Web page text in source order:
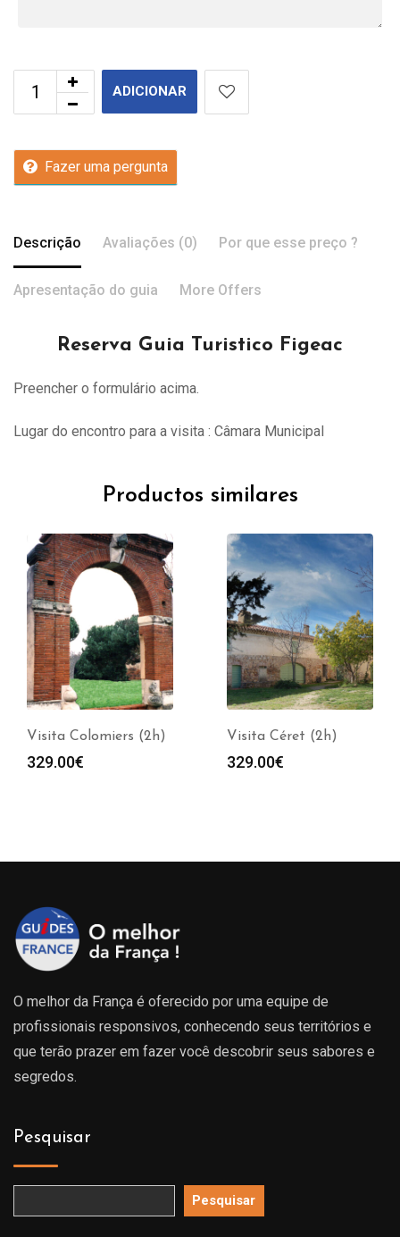
ADICIONAR
Fazer uma pergunta
Descrição Avaliações (0) Por que esse preço ?
Apresentação do guia More Offers
Reserva Guia Turistico Figeac
Preencher o formulário acima.
Lugar do encontro para a visita : Câmara Municipal
Productos similares
Visita Colomiers (2h)
329.00€
Visita Céret (2h)
329.00€
O melhor da França é oferecido por uma equipe de
profissionais responsivos, conhecendo seus territórios e
que terão prazer em fazer você descobrir seus sabores e
segredos.
Pesquisar
Pesquisar